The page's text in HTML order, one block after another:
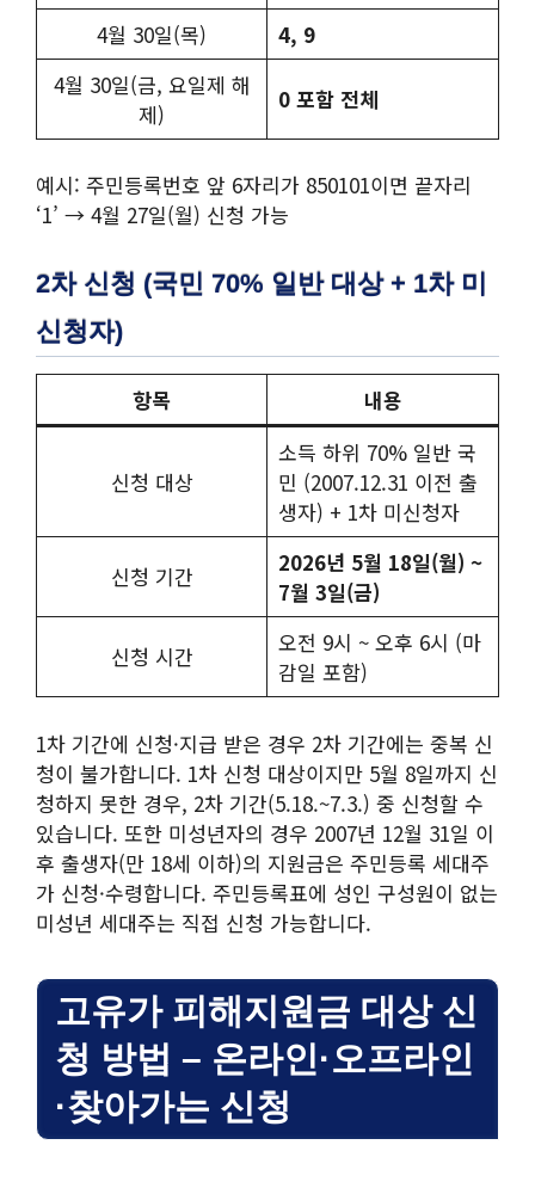
4월 30일(목)
4, 9
4월 30일(금, 요일제 해
제)
0 포함 전체
예시: 주민등록번호 앞 6자리가 850101이면 끝자리
‘1’ → 4월 27일(월) 신청 가능
2차 신청 (국민 70% 일반 대상 + 1차 미
신청자)
항목 내용
신청 대상
소득 하위 70% 일반 국
민 (2007.12.31 이전 출
생자) + 1차 미신청자
신청 기간
2026년 5월 18일(월) ~
7월 3일(금)
신청 시간
오전 9시 ~ 오후 6시 (마
감일 포함)
1차 기간에 신청·지급 받은 경우 2차 기간에는 중복 신
청이 불가합니다. 1차 신청 대상이지만 5월 8일까지 신
청하지 못한 경우, 2차 기간(5.18.~7.3.) 중 신청할 수
있습니다. 또한 미성년자의 경우 2007년 12월 31일 이
후 출생자(만 18세 이하)의 지원금은 주민등록 세대주
가 신청·수령합니다. 주민등록표에 성인 구성원이 없는
미성년 세대주는 직접 신청 가능합니다.
고유가 피해지원금 대상 신
청 방법 – 온라인·오프라인
·찾아가는 신청